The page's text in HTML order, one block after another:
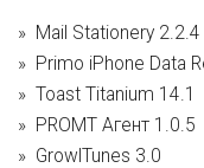
Mail Stationery 2.2.4
Primo iPhone Data
Toast Titanium 14.1
PROMT Агент 1.0.5
GrowlTunes 3.0